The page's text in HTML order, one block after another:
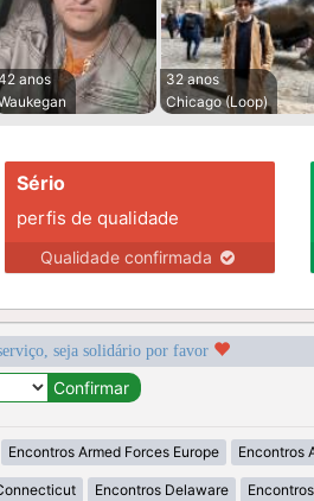
anos
32 anos
Chicago (Loop)
Sério
perfis de qualidade
Qualidade confirmada
seja solidário por favor
Encontros Armed Forces Europe Encontros
Encontros Delaware